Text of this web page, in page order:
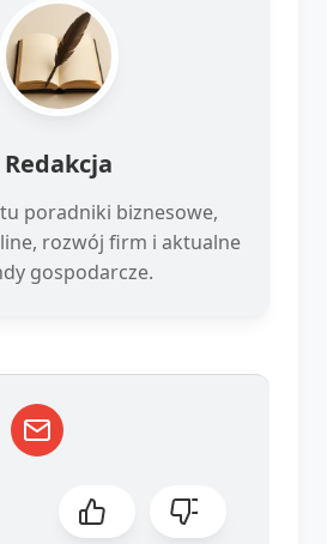
Redakcja
poradniki biznesowe,
rozwój firm i aktualne
gospodarcze.